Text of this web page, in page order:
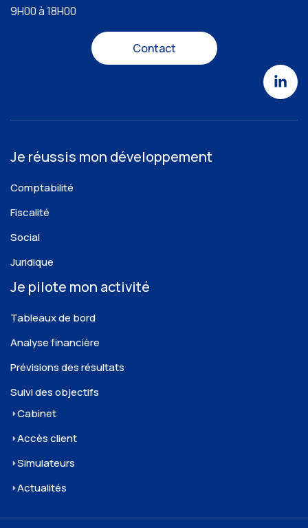
9H00 à 18H00
Contact
Je réussis mon développement
Comptabilité
Fiscalité
Social
Juridique
Je pilote mon activité
Tableaux de bord
Analyse financière
Prévisions des résultats
Suivi des objectifs
Cabinet
Accès client
Simulateurs
Actualités